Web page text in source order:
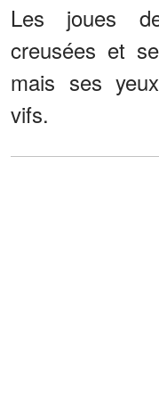
Les joues
creusées et
mais ses
vifs.